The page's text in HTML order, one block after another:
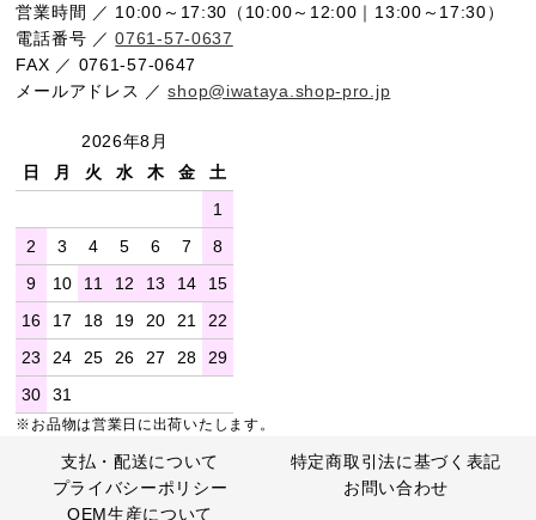
営業時間 ／ 10:00～17:30（10:00～12:00｜13:00～17:30）
電話番号 ／0761-57-0637
FAX ／ 0761-57-0647
メールアドレス ／shop@iwataya.shop-pro.jp
2026年8月
日
月 火 水 木 金
土
1
2
3 4 5 6 7
8
9
10 11 12 13 14
15
16
17 18 19 20 21
22
23
24 25 26 27 28
29
30
31
※お品物は営業日に出荷いたします。
支払・配送について
特定商取引法に基づく表記
プライバシーポリシー
お問い合わせ
OEM生産について